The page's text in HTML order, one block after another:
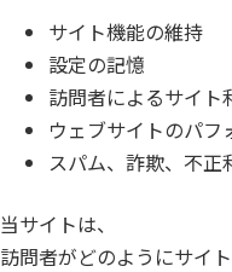
サイト機能の維持
設定の記憶
訪問者によるサイト
ウェブサイトのパ
スパム、詐欺、不正
当サイトは、
訪問者がどのようにサイ